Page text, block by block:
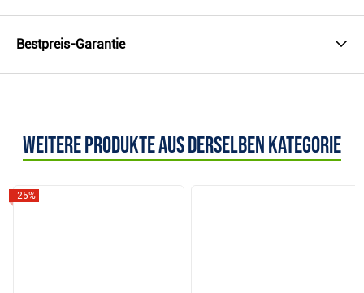
Bestpreis-Garantie
Weitere Produkte aus derselben Kategorie
-25%